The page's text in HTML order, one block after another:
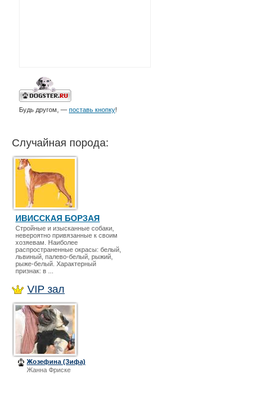
Будь другом, — поставь кнопку!
Случайная порода:
ИВИССКАЯ БОРЗАЯ
Стройные и изысканные собаки,
невероятно привязанные к своим
хозяевам. Наиболее
распространенные окрасы: белый,
львиный, палево-белый, рыжий,
рыже-белый. Характерный
признак: в ...
VIP зал
Жозефина (Зифа)
Жанна Фриске